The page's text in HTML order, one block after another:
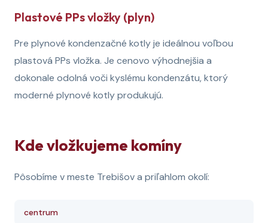
Plastové PPs vložky (plyn)
Pre plynové kondenzačné kotly je ideálnou voľbou
plastová PPs vložka. Je cenovo výhodnejšia a
dokonale odolná voči kyslému kondenzátu, ktorý
moderné plynové kotly produkujú.
Kde vložkujeme komíny
Pôsobíme v meste Trebišov a priľahlom okolí:
centrum